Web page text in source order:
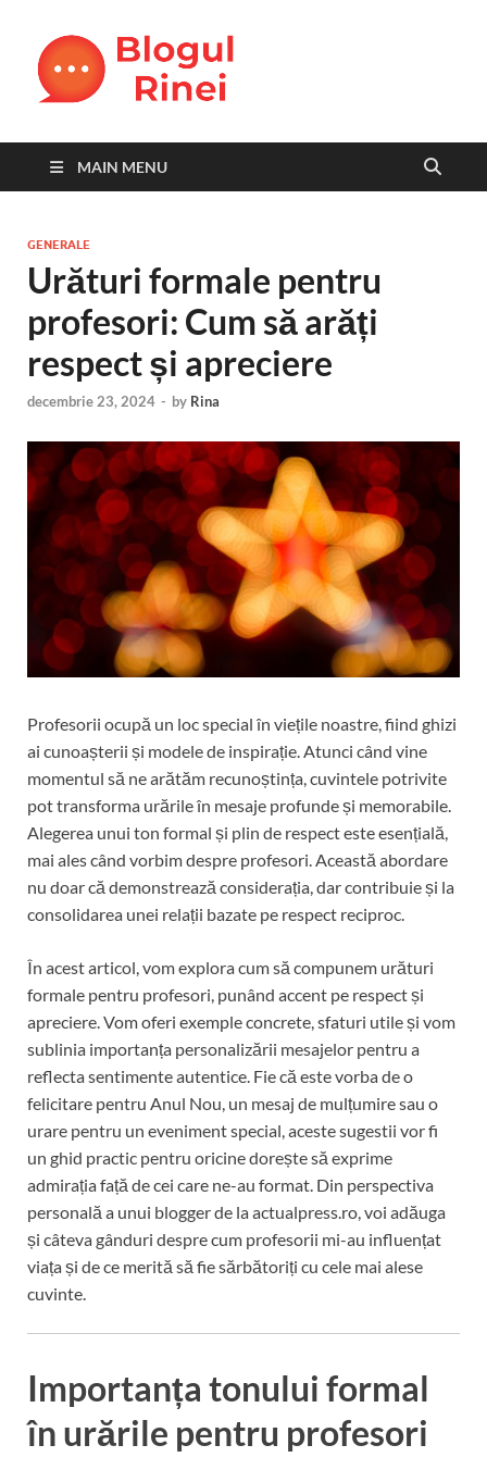
MAIN MENU
GENERALE
Urături formale pentru
profesori: Cum să arăți
respect și apreciere
decembrie 23, 2024 - by Rina
Profesorii ocupă un loc special în viețile noastre, fiind ghizi
ai cunoașterii și modele de inspirație. Atunci când vine
momentul să ne arătăm recunoștința, cuvintele potrivite
pot transforma urările în mesaje profunde și memorabile.
Alegerea unui ton formal și plin de respect este esențială,
mai ales când vorbim despre profesori. Această abordare
nu doar că demonstrează considerația, dar contribuie și la
consolidarea unei relații bazate pe respect reciproc.
În acest articol, vom explora cum să compunem urături
formale pentru profesori, punând accent pe respect și
apreciere. Vom oferi exemple concrete, sfaturi utile și vom
sublinia importanța personalizării mesajelor pentru a
reflecta sentimente autentice. Fie că este vorba de o
felicitare pentru Anul Nou, un mesaj de mulțumire sau o
urare pentru un eveniment special, aceste sugestii vor fi
un ghid practic pentru oricine dorește să exprime
admirația față de cei care ne-au format. Din perspectiva
personală a unui blogger de la actualpress.ro, voi adăuga
și câteva gânduri despre cum profesorii mi-au influențat
viața și de ce merită să fie sărbătoriți cu cele mai alese
cuvinte.
Importanța tonului formal
în urările pentru profesori